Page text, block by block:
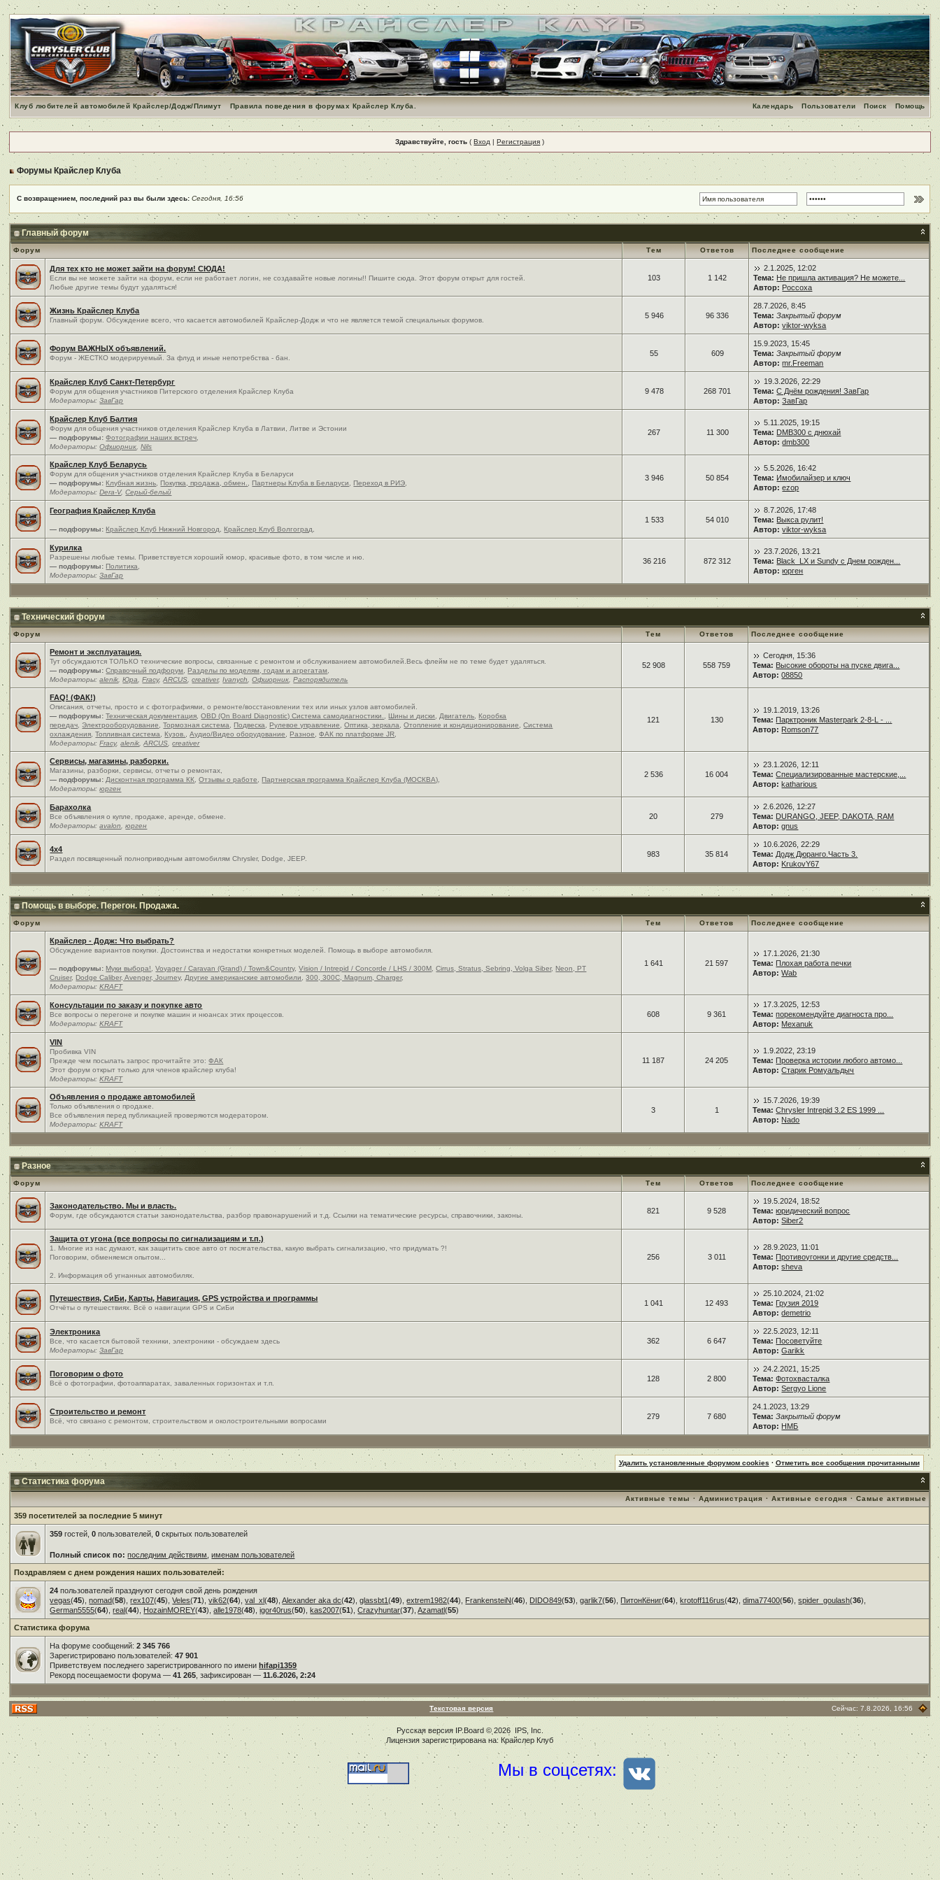
Клуб любителей автомобилей Крайслер/Додж/Плимут Правила поведения в форумах Крайслер Клуба. Помощь
Поиск
Пользователи
Календарь
Здравствуйте, гость (Вход |Регистрация )
Форумы Крайслер Клуба
С возвращением, последний раз вы были здесь:Сегодня, 16:56
Главный форум
Форум Тем Ответов Последнее сообщение
Для тех кто не может зайти на форум! СЮДА!
Если вы не можете зайти на форум, если не работает логин, не создавайте новые логины!! Пишите сюда. Этот форум открыт для гостей.
Любые другие темы будут удаляться!
103 1 142
2.1.2025, 12:02
Тема: Не пришла активация? Не можете...
Автор: Россоха
Жизнь Крайслер Клуба
Главный форум. Обсуждение всего, что касается автомобилей Крайслер-Додж и что не является темой специальных форумов.
5 946 96 336
28.7.2026, 8:45
Тема: Закрытый форум
Автор: viktor-wyksa
Форум ВАЖНЫХ объявлений.
Форум - ЖЕСТКО модерируемый. За флуд и иные непотребства - бан.
55 609
15.9.2023, 15:45
Тема: Закрытый форум
Автор: mr.Freeman
Крайслер Клуб Санкт-Петербург
Форум для общения участников Питерского отделения Крайслер Клуба
Модераторы:ЗавГар
9 478 268 701
19.3.2026, 22:29
Тема: С Днём рождения! ЗавГар
Автор: ЗавГар
Крайслер Клуб Балтия
Форум для общения участников отделения Крайслер Клуба в Латвии, Литве и Эстонии
— подфорумы: Фотографии наших встреч
Модераторы:Офшорник ,Nils
267 11 300
5.11.2025, 19:15
Тема: DMB300 с днюхай
Автор: dmb300
Крайслер Клуб Беларусь
Форум для общения участников отделения Крайслер Клуба в Беларуси
— подфорумы: Клубная жизнь Покупка, продажа, обмен. Партнеры Клуба в Беларуси Переход в РИЭ
Модераторы:Dera-V,Серый-белый
3 946 50 854
5.5.2026, 16:42
Тема: Имобилайзер и ключ
Автор: ezop
География Крайслер Клуба
— подфорумы: Крайслер Клуб Нижний Новгород Крайслер Клуб Волгоград
1 533 54 010
8.7.2026, 17:48
Тема: Выкса рулит!
Автор: viktor-wyksa
Курилка
Разрешены любые темы. Приветствуется хороший юмор, красивые фото, в том числе и ню.
— подфорумы: Политика
Модераторы:ЗавГар
36 216 872 312
23.7.2026, 13:21
Тема: Black_LX и Sundy с Днем рожден...
Автор: юрген
Технический форум
Форум Тем Ответов Последнее сообщение
Ремонт и эксплуатация.
Тут обсуждаются ТОЛЬКО технические вопросы, связанные с ремонтом и обслуживанием автомобилей.Весь флейм не по теме будет удаляться.
— подфорумы: Справочный подфорум Разделы по моделям, годам и агрегатам
Модераторы:alenik ,Юра ,Fracy,ARCUS ,creativer,Ivanych ,Офшорник ,Распорядитель
52 908 558 759
Сегодня, 15:36
Тема: Высокие обороты на пуске двига...
Автор: 08850
FAQ! (ФАК!)
Описания, отчеты, просто и c фотографиями, о ремонте/восстановлении тех или иных узлов автомобилей.
— подфорумы: Техническая документация ,OBD (On Board Diagnostic) Система самодиагностики. Шины и диски Двигатель
Коробка
передач ,Электрооборудование ,Тормозная система Подвеска Рулевое управление ,Оптика, зеркала ,Отопление и кондиционирование ,Система
охлаждения ,Топливная система Кузов. ,Аудио/Видео оборудование Разное ,ФАК по платформе JR
Модераторы:Fracy,alenik ,ARCUS ,creativer
121 130
19.1.2019, 13:26
Тема: Парктроник Masterpark 2-8-L - ...
Автор: Romson77
Сервисы, магазины, разборки.
Магазины, разборки, сервисы, отчеты о ремонтах,
— подфорумы: Дисконтная программа КК ,Отзывы о работе Партнерская программа Крайслер Клуба (МОСКВА)
Модераторы:юрген
2 536 16 004
23.1.2026, 12:11
Тема: Специализированные мастерские,...
Автор: katharious
Барахолка
Все объявления о купле, продаже, аренде, обмене.
Модераторы:avalon ,юрген
20 279
2.6.2026, 12:27
Тема: DURANGO, JEEP, DAKOTA, RAM
Автор: gnus
4x4
Раздел посвященный полноприводным автомобилям Chrysler, Dodge, JEEP.
983 35 814
10.6.2026, 22:29
Тема: Додж Дюранго.Часть 3.
Автор: KrukovY67
Помощь в выборе. Перегон. Продажа.
Форум Тем Ответов Последнее сообщение
Крайслер - Додж: Что выбрать?
Обсуждение вариантов покупки. Достоинства и недостатки конкретных моделей. Помощь в выборе автомобиля.
— подфорумы: Муки выбора! ,Voyager / Caravan (Grand) / Town&Country,Vision / Intrepid / Concorde / LHS / 300M ,Cirrus, Stratus, Sebring, Volga Siber, Neon, PT
Cruiser, Dodge Caliber, Avenger, Journey, Другие американские автомобили ,300, 300C, Magnum, Charger,
Модераторы:KRAFT
1 641 21 597
17.1.2026, 21:30
Тема: Плохая работа печки
Автор: Wab
Консультации по заказу и покупке авто
Все вопросы о перегоне и покупке машин и нюансах этих процессов.
Модераторы:KRAFT
608 9 361
17.3.2025, 12:53
Тема: порекомендуйте диагноста про...
Автор: Mexanuk
VIN
Пробивка VIN
Прежде чем посылать запрос прочитайте это:ФАК
Этот форум открыт только для членов крайслер клуба!
Модераторы:KRAFT
11 187 24 205
1.9.2022, 23:19
Тема: Проверка истории любого автомо...
Автор: Старик Ромуальдыч
Объявления о продаже автомобилей
Только объявления о продаже.
Все объявления перед публикацией проверяются модератором.
Модераторы:KRAFT
3 1
15.7.2026, 19:39
Тема: Chrysler Intrepid 3.2 ES 1999 ...
Автор: Nado
Разное
Форум Тем Ответов Последнее сообщение
Законодательство. Мы и власть.
Форум, где обсуждаются статьи законодательства, разбор правонарушений и т.д. Ссылки на тематические ресурсы, справочники, законы.
821 9 528
19.5.2024, 18:52
Тема: юридический вопрос
Автор: Siber2
Защита от угона (все вопросы по сигнализациям и т.п.)
1. Многие из нас думают, как защитить свое авто от посягательства, какую выбрать сигнализацию, что придумать ?!
Поговорим, обменяемся опытом...
2. Информация об угнанных автомобилях.
256 3 011
28.9.2023, 11:01
Тема: Противоугонки и другие средств...
Автор: sheva
Путешествия, СиБи, Карты, Навигация, GPS устройства и программы
Отчёты о путешествиях. Всё о навигации GPS и СиБи
1 041 12 493
25.10.2024, 21:02
Тема: Грузия 2019
Автор: demetrio
Электроника
Все, что касается бытовой техники, электроники - обсуждаем здесь
Модераторы:ЗавГар
362 6 647
22.5.2023, 12:11
Тема: Посоветуйте
Автор: Garikk
Поговорим о фото
Всё о фотографии, фотоаппаратах, заваленных горизонтах и т.п.
128 2 800
24.2.2021, 15:25
Тема: Фотохвасталка
Автор: Sergyo Lione
Строительство и ремонт
Всё, что связано с ремонтом, строительством и околостроительными вопросами
279 7 680
24.1.2023, 13:29
Тема: Закрытый форум
Автор: НМБ
Удалить установленные форумом cookies · Отметить все сообщения прочитанными
Статистика форума
Активные темы ·Администрация ·Активные сегодня ·Самые активные
359 посетителей за последние 5 минут
359 гостей,0 пользователей,0 скрытых пользователей
Полный список по: последним действиям ,именам пользователей
Поздравляем с днем рождения наших пользователей:
24 пользователей празднуют сегодня свой день рождения
vegas(45),nomad(58),rex107(45),Veles(71),vik62(64),val_xl(48),Alexander aka dc(42),glassbt1(49),extrem1982(44), FrankensteiN(46), DIDO849(53),garlik7(56), ПитонКёниг(64),krotoff116rus(42),dima77400(56),spider_goulash(36),
German5555(64),real(44), HozainMOREY(43),alle1978(48),igor40rus(50),kas2007(51),Crazyhuntar(37),Azamatl(55)
Статистика форума
На форуме сообщений:2 345 766
Зарегистрировано пользователей:47 901
Приветствуем последнего зарегистрированного по имениhifapi1359
Рекорд посещаемости форума —41 265 , зафиксирован —11.6.2026, 2:24
Текстовая версия Сейчас: 7.8.2026, 16:56
Русская версия IP.Board© 2026 IPS, Inc
Лицензия зарегистрирована на: Крайслер Клуб
Мы в соцсетях: